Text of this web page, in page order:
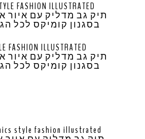
FASHION ILLUSTRATED
בסגנון קומיקס לכל